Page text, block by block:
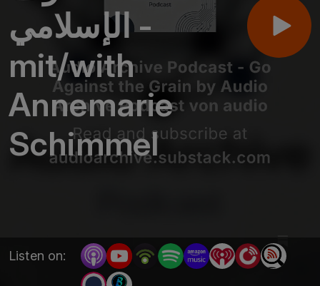
الإسلامي -
mit/with
Annemarie
Schimmel
Listen on: